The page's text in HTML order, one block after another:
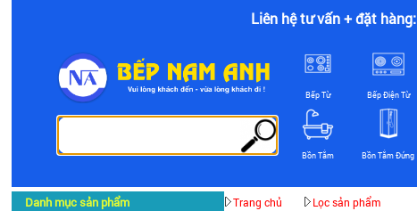
Liên hệ tư vấn + đặt hàng:
Bếp Từ Bếp Điện Từ
Bồn Tắm Bồn Tắm Đứng
Danh mục sản phẩm Trang chủ Lọc sản phẩm